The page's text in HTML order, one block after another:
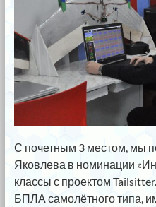
С почетным 3 местом, мы
Яковлева в номинации
классы с проектом
БПЛА самолётного типа,